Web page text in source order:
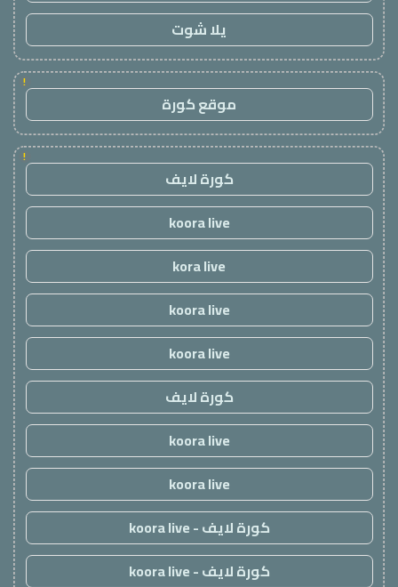
يلا شوت
!
موقع كورة
!
كورة لايف
koora live
kora live
koora live
koora live
كورة لايف
koora live
koora live
كورة لايف - koora live
كورة لايف - koora live